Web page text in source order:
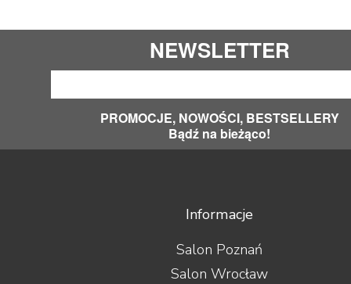
NEWSLETTER
PROMOCJE, NOWOŚCI, BESTSELLERY
Bądź na bieżąco!
Informacje
Salon Poznań
Salon Wrocław